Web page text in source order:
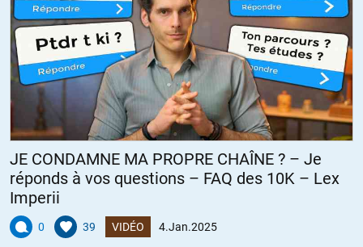
JE CONDAMNE MA PROPRE CHAÎNE ? – Je
réponds à vos questions – FAQ des 10K – Lex
Imperii
0 39 VIDÉO 4.Jan.2025